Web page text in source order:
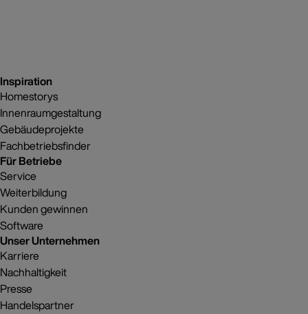
Inspiration
Homestorys
Innenraumgestaltung
Gebäudeprojekte
Fachbetriebsfinder
Für Betriebe
Service
Weiterbildung
Kunden gewinnen
Software
Unser Unternehmen
Karriere
Nachhaltigkeit
Presse
Handelspartner